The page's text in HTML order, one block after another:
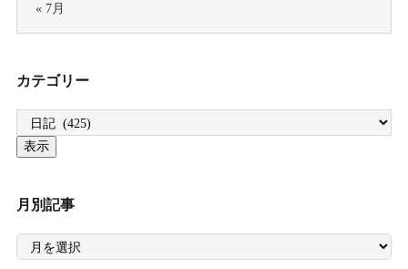
« 7月
カテゴリー
月別記事
月
記